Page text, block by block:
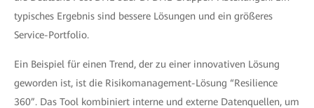
typisches Ergebnis sind bessere Lösungen und ein größeres
Service-Portfolio.
Ein Beispiel für einen Trend, der zu einer innovativen Lösung
geworden ist, ist die Risikomanagement-Lösung “Resilience
360”. Das Tool kombiniert interne und externe Datenquellen, um